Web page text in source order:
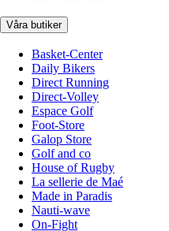
Våra butiker
Basket-Center
Daily Bikers
Direct Running
Direct-Volley
Espace Golf
Foot-Store
Galop Store
Golf and co
House of Rugby
La sellerie de Maé
Made in Paradis
Nauti-wave
On-Fight